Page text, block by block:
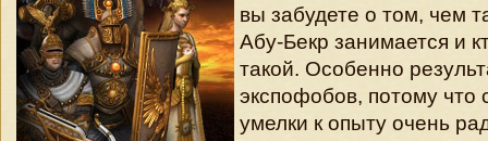
вы забудете о том, чем
Абу-Бекр занимается и
такой. Особенно
экспофобов, потому что
умелки к опыту очень